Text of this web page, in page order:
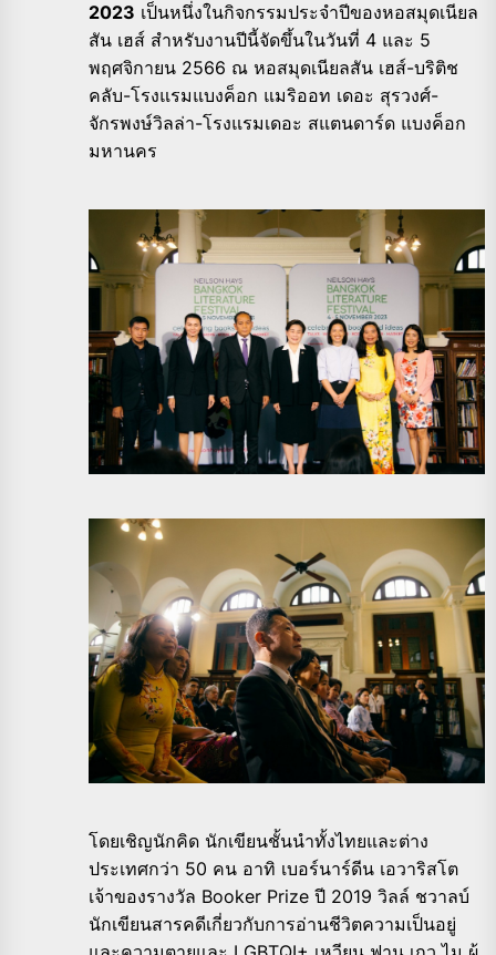
2023 เป็นหนึ่งในกิจกรรมประจำปีของหอสมุดเนียล
สัน เฮส์ สำหรับงานปีนี้จัดขึ้นในวันที่ 4 และ 5
พฤศจิกายน 2566 ณ หอสมุดเนียลสัน เฮส์-บริติช
คลับ-โรงแรมแบงค็อก แมริออท เดอะ สุรวงศ์-
จักรพงษ์วิลล่า-โรงแรมเดอะ สแตนดาร์ด แบงค็อก
มหานคร
โดยเชิญนักคิด นักเขียนชั้นนำทั้งไทยและต่าง
ประเทศกว่า 50 คน อาทิ เบอร์นาร์ดีน เอวาริสโต
เจ้าของรางวัล Booker Prize ปี 2019 วิลล์ ชวาลบ์
นักเขียนสารคดีเกี่ยวกับการอ่านชีวิตความเป็นอยู่